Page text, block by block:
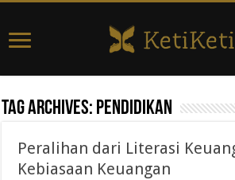
Tag Archives: pendidikan
Peralihan dari Literasi
Kebiasaan Keuangan